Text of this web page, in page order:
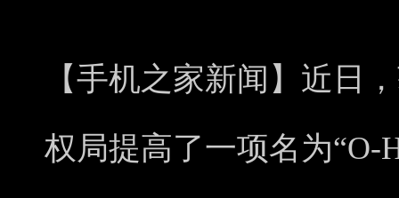
【手机之家新闻】近日
权局提高了一项名为“O-